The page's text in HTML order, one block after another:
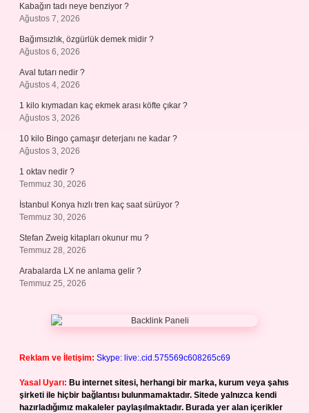
Kabağın tadı neye benziyor ?
Ağustos 7, 2026
Bağımsızlık, özgürlük demek midir ?
Ağustos 6, 2026
Aval tutarı nedir ?
Ağustos 4, 2026
1 kilo kıymadan kaç ekmek arası köfte çıkar ?
Ağustos 3, 2026
10 kilo Bingo çamaşır deterjanı ne kadar ?
Ağustos 3, 2026
1 oktav nedir ?
Temmuz 30, 2026
İstanbul Konya hızlı tren kaç saat sürüyor ?
Temmuz 30, 2026
Stefan Zweig kitapları okunur mu ?
Temmuz 28, 2026
Arabalarda LX ne anlama gelir ?
Temmuz 25, 2026
Reklam ve İletişim: Skype: live:.cid.575569c608265c69
Yasal Uyarı: Bu internet sitesi, herhangi bir marka, kurum veya şahıs
şirketi ile hiçbir bağlantısı bulunmamaktadır. Sitede yalnızca kendi
hazırladığımız makaleler paylaşılmaktadır. Burada yer alan içerikler